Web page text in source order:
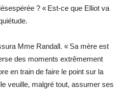
? « Est-ce que Elliot va
Mme Randall. « Sa mère est
des moments extrêmement
en train de faire le point sur la
veuille, malgré tout, assumer ses